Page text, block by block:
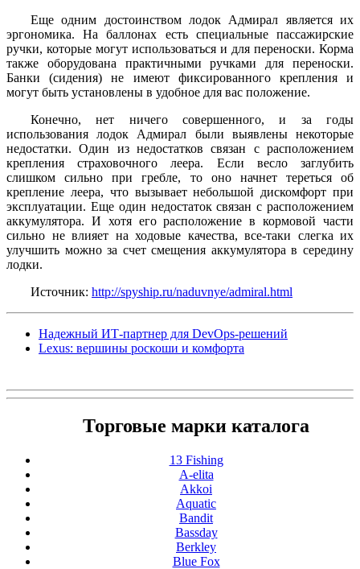
Еще одним достоинством лодок Адмирал является их
эргономика. На баллонах есть специальные пассажирские
ручки, которые могут использоваться и для переноски. Корма
также оборудована практичными ручками для переноски.
Банки (сидения) не имеют фиксированного крепления и
могут быть установлены в удобное для вас положение.
Конечно, нет ничего совершенного, и за годы
использования лодок Адмирал были выявлены некоторые
недостатки. Один из недостатков связан с расположением
крепления страховочного леера. Если весло заглубить
слишком сильно при гребле, то оно начнет тереться об
крепление леера, что вызывает небольшой дискомфорт при
эксплуатации. Еще один недостаток связан с расположением
аккумулятора. И хотя его расположение в кормовой части
сильно не влияет на ходовые качества, все-таки слегка их
улучшить можно за счет смещения аккумулятора в середину
лодки.
Источник: http://spyship.ru/naduvnye/admiral.html
Надежный ИТ-партнер для DevOps-решений
Lexus: вершины роскоши и комфорта
Торговые марки каталога
13 Fishing
A-elita
Akkoi
Aquatic
Bandit
Bassday
Berkley
Blue Fox